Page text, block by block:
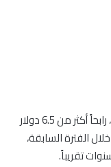
ارتفع سعر الذهب في تعاملات، اليوم الخميس، رابحاً أكثر من 6.5 دولار
الفترة السابقة،
تقريباً.